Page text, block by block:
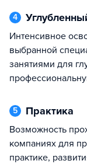
4
Интенсивное освоение английского языка в контексте
выбранной
занятиями для
5 Практика
Возможность прохождения практики в международных
компаниях для
практике,